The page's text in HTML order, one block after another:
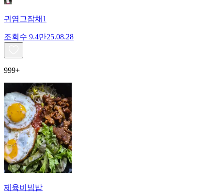
귀염그잡채1
조회수 9.4만25.08.28
999+
제육비빔밥